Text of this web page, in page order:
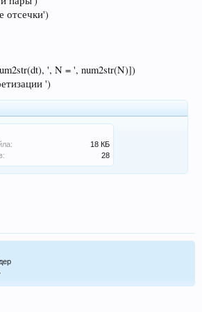
отсечки')
', N = ', num2str(N)])
')
18 КБ
28